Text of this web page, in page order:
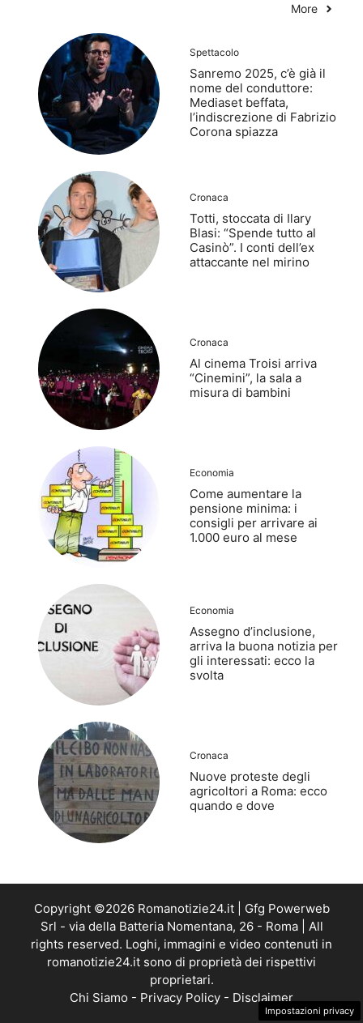
More
Spettacolo
Sanremo 2025, c’è già il
nome del conduttore:
Mediaset beffata,
l’indiscrezione di Fabrizio
Corona spiazza
Cronaca
Totti, stoccata di Ilary
Blasi: “Spende tutto al
Casinò”. I conti dell’ex
attaccante nel mirino
Cronaca
Al cinema Troisi arriva
“Cinemini”, la sala a
misura di bambini
Economia
Come aumentare la
pensione minima: i
consigli per arrivare ai
1.000 euro al mese
Economia
Assegno d’inclusione,
arriva la buona notizia per
gli interessati: ecco la
svolta
Cronaca
Nuove proteste degli
agricoltori a Roma: ecco
quando e dove
Copyright ©2026 Romanotizie24.it | Gfg Powerweb
Srl - via della Batteria Nomentana, 26 - Roma | All
rights reserved. Loghi, immagini e video contenuti in
romanotizie24.it sono di proprietà dei rispettivi
proprietari.
Chi Siamo - Privacy Policy - Disclaimer
Impostazioni privacy